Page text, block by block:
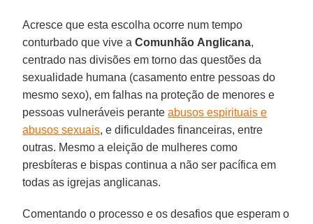
Acresce que esta escolha ocorre num tempo
conturbado que vive aComunhão Anglicana,
centrado nas divisões em torno das questões da
sexualidade humana (casamento entre pessoas do
mesmo sexo), em falhas na proteção de menores e
pessoas vulneráveis peranteabusos espirituais e
abusos sexuais, e dificuldades financeiras, entre
outras. Mesmo a eleição de mulheres como
presbíteras e bispas continua a não ser pacífica em
todas as igrejas anglicanas.
Comentando o processo e os desafios que esperam o